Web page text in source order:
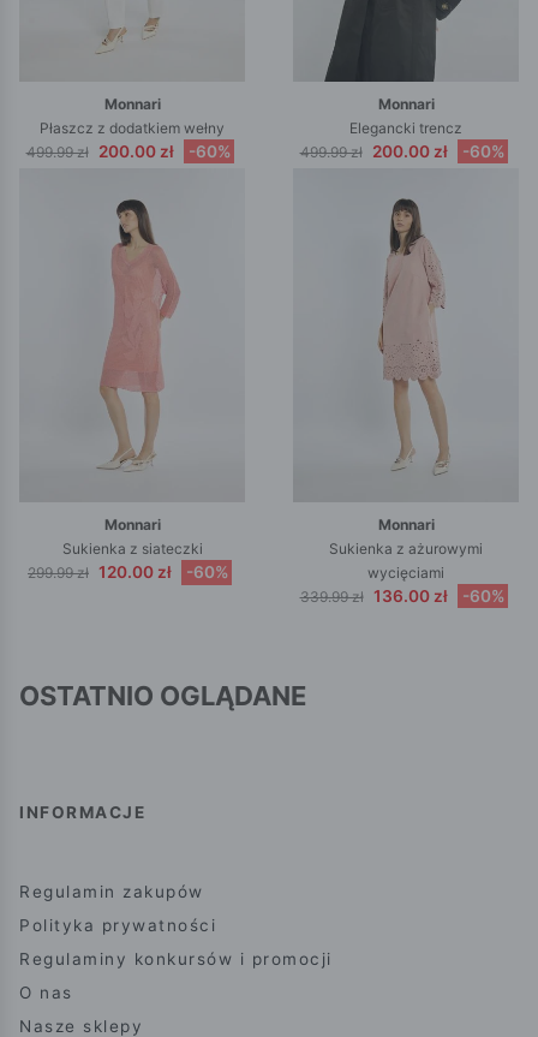
Monnari
Płaszcz z dodatkiem wełny
499.99 zł
200.00 zł -60%
Monnari
Elegancki trencz
499.99 zł
200.00 zł -60%
Monnari
Sukienka z siateczki
299.99 zł 120.00 zł -60%
Monnari
Sukienka z ażurowymi
wycięciami
339.99 zł 136.00 zł -60%
OSTATNIO OGLĄDANE
INFORMACJE
Regulamin zakupów
Polityka prywatności
Regulaminy konkursów i promocji
O nas
Nasze sklepy